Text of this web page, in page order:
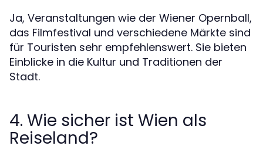
Ja, Veranstaltungen wie der Wiener Opernball,
das Filmfestival und verschiedene Märkte sind
für Touristen sehr empfehlenswert. Sie bieten
Einblicke in die Kultur und Traditionen der
Stadt.
4. Wie sicher ist Wien als
Reiseland?